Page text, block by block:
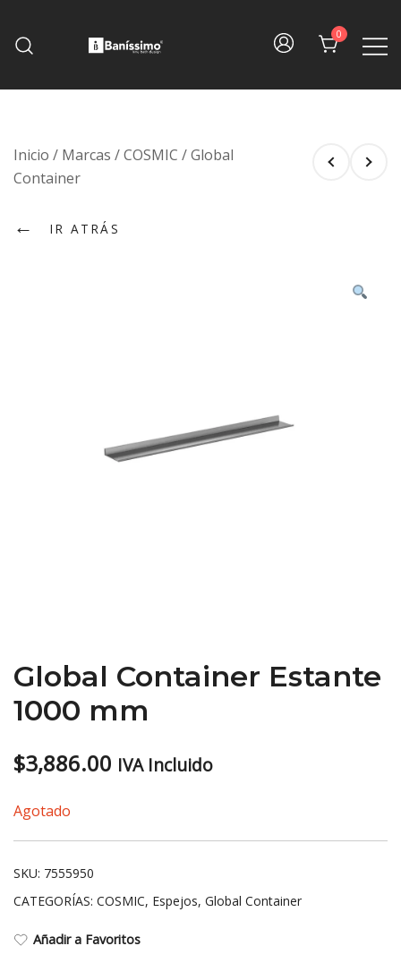
content
0
Inicio / Marcas /COSMIC /Global
Container
← IR ATRÁS
Global Container Estante
1000 mm
$3,886.00 IVA Incluido
Agotado
SKU: 7555950
CATEGORÍAS: COSMIC, Espejos, Global Container
Añadir a Favoritos